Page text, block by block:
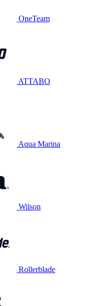
OneTeam
ATTABO
Aqua Marina
Wilson
Rollerblade